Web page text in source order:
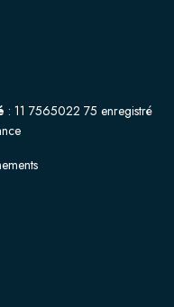
: 11 7565022 75 enregistré